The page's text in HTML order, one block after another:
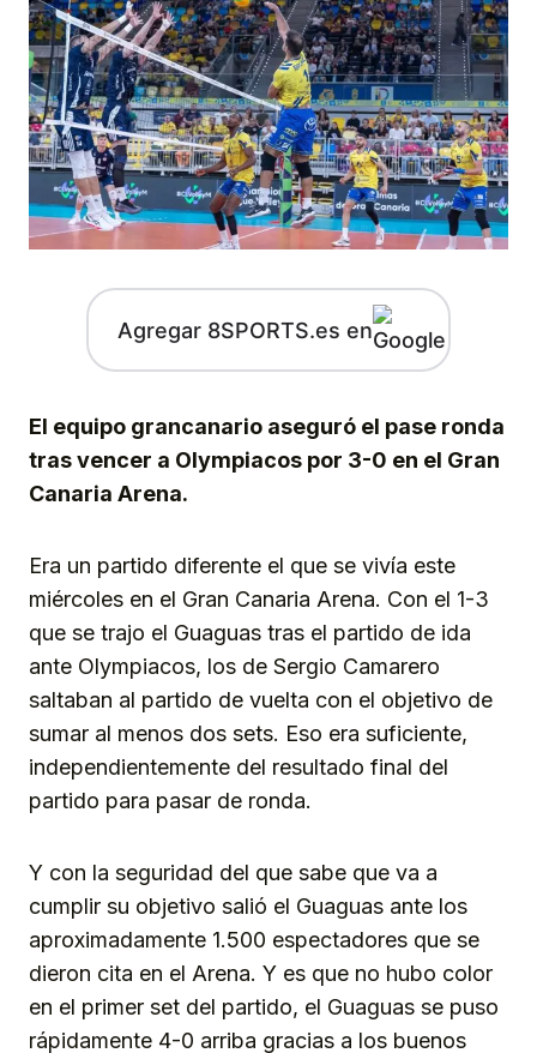
Agregar 8SPORTS.es en
El equipo grancanario aseguró el pase ronda
tras vencer a Olympiacos por 3-0 en el Gran
Canaria Arena.
Era un partido diferente el que se vivía este
miércoles en el Gran Canaria Arena. Con el 1-3
que se trajo el Guaguas tras el partido de ida
ante Olympiacos, los de Sergio Camarero
saltaban al partido de vuelta con el objetivo de
sumar al menos dos sets. Eso era suficiente,
independientemente del resultado final del
partido para pasar de ronda.
Y con la seguridad del que sabe que va a
cumplir su objetivo salió el Guaguas ante los
aproximadamente 1.500 espectadores que se
dieron cita en el Arena. Y es que no hubo color
en el primer set del partido, el Guaguas se puso
rápidamente 4-0 arriba gracias a los buenos